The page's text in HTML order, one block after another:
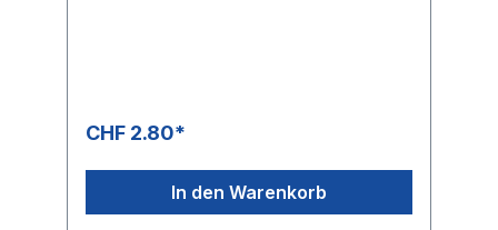
CHF 2.80*
In den Warenkorb